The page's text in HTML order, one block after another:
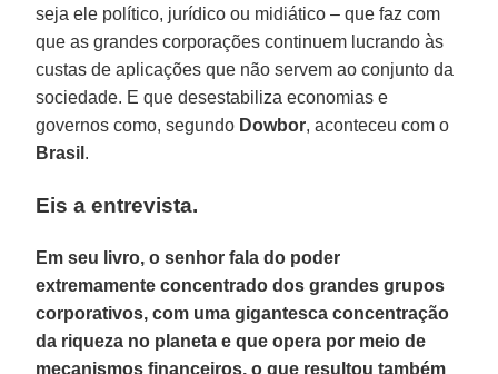
seja ele político, jurídico ou midiático – que faz com
que as grandes corporações continuem lucrando às
custas de aplicações que não servem ao conjunto da
sociedade. E que desestabiliza economias e
governos como, segundo Dowbor, aconteceu com o
Brasil .
Eis a entrevista.
Em seu livro, o senhor fala do poder
extremamente concentrado dos grandes grupos
corporativos, com uma gigantesca concentração
da riqueza no planeta e que opera por meio de
mecanismos financeiros, o que resultou também